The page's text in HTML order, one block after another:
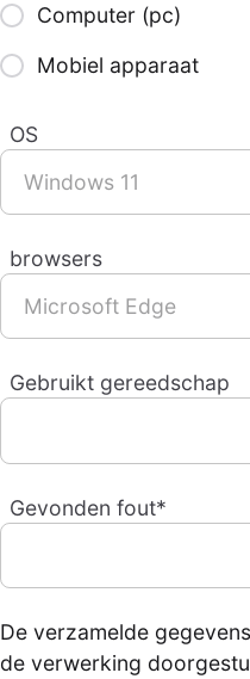
Computer (pc)
Mobiel apparaat
OS
browsers
Gebruikt gereedschap
Gevonden fout*
De verzamelde
de verwerking